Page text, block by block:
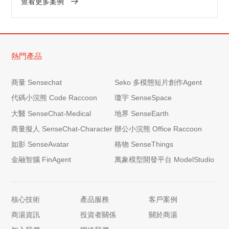
熱門產品
商量 Sensechat
Seko 多模態短片創作Agent
代碼小浣熊 Code Raccoon
瓊宇 SenseSpace
大醫 SenseChat-Medical
地界 SenseEarth
商量擬人 SenseChat-Character 辦公小浣熊 Office Raccoon
如影 SenseAvatar
格物 SenseThings
金融智腦 FinAgent
萬象模型開發平台 ModelStudio
核心技術 產品服務
客戶案例
商湯資訊
投資者關係
關於商湯